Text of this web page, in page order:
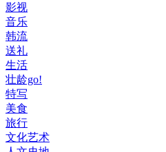
影视
音乐
韩流
送礼
生活
壮龄go!
特写
美食
旅行
文化艺术